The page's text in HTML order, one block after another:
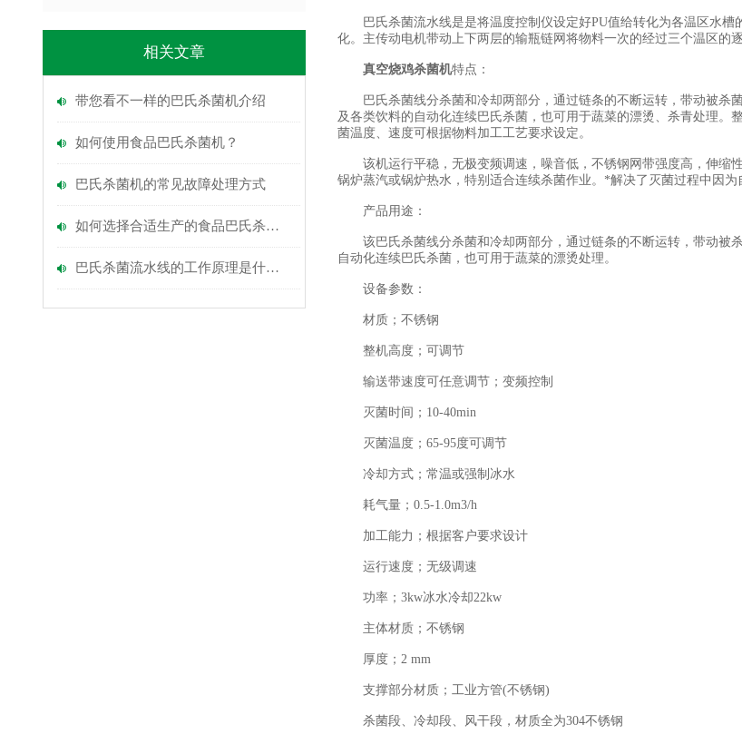
相关文章
带您看不一样的巴氏杀菌机介绍
如何使用食品巴氏杀菌机？
巴氏杀菌机的常见故障处理方式
如何选择合适生产的食品巴氏杀菌机
巴氏杀菌流水线的工作原理是什么？
巴氏杀菌流水线是是将温度控制仪设定好PU值给转化为各温区水槽
化。主传动电机带动上下两层的输瓶链网将物料一次的经过三个温区的
真空烧鸡杀菌机特点：
巴氏杀菌线分杀菌和冷却两部分，通过链条的不断运转，带动被杀
及各类饮料的自动化连续巴氏杀菌，也可用于蔬菜的漂烫、杀青处理。
菌温度、速度可根据物料加工工艺要求设定。
该机运行平稳，无极变频调速，噪音低，不锈钢网带强度高，伸缩
锅炉蒸汽或锅炉热水，特别适合连续杀菌作业。*解决了灭菌过程中因
产品用途：
该巴氏杀菌线分杀菌和冷却两部分，通过链条的不断运转，带动被
自动化连续巴氏杀菌，也可用于蔬菜的漂烫处理。
设备参数：
材质；不锈钢
整机高度；可调节
输送带速度可任意调节；变频控制
灭菌时间；10-40min
灭菌温度；65-95度可调节
冷却方式；常温或强制冰水
耗气量；0.5-1.0m3/h
加工能力；根据客户要求设计
运行速度；无级调速
功率；3kw冰水冷却22kw
主体材质；不锈钢
厚度；2 mm
支撑部分材质；工业方管(不锈钢)
杀菌段、冷却段、风干段，材质全为304不锈钢